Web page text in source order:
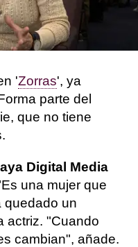
'Zorras', ya
parte del
que no tiene
Digital Media
una mujer que
quedado un
actriz. "Cuando
cambian", añade.